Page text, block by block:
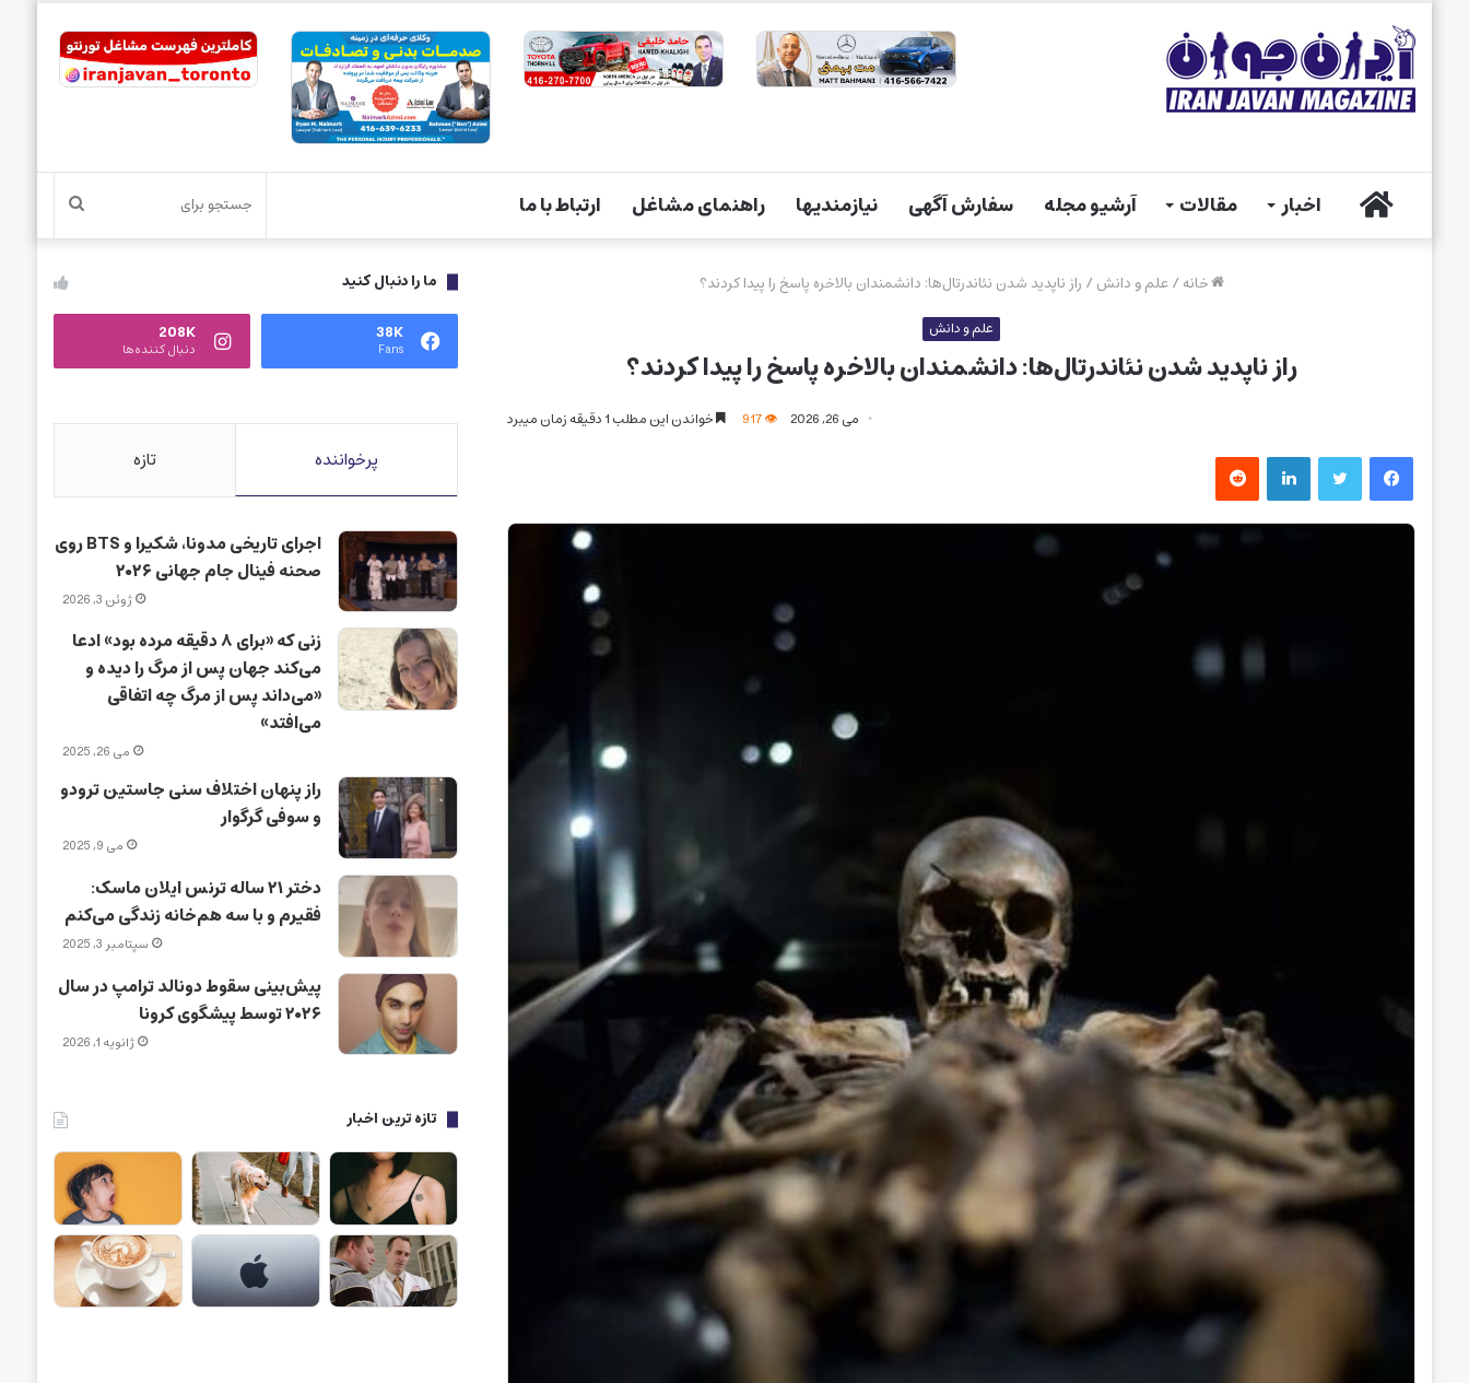
خانه اخبار مقالات آرشیو مجله سفارش آگهی نیازمندیها راهنمای مشاغل ارتباط با ما جستجو
برای خانه/علم و دانش/ راز ناپدید شدن نئاندرتال‌ها: دانشمندان بالاخره پاسخ را پیدا کردند؟
علم و دانش
راز ناپدید شدن نئاندرتال‌ها: دانشمندان بالاخره پاسخ را پیدا کردند؟
می 26, 2026 خواندن این مطلب 1 دقیقه زمان میبرد
فیس بوک توییتر لینکدین‫رددیت
ما را دنبال کنید
38K
Fans
208K
دنبال کننده‌ها
پرخواننده تازه
اجرای تاریخی مدونا، شکیرا و BTS روی
صحنه فینال جام جهانی ۲۰۲۶
ژوئن 3, 2026
زنی که «برای ۸ دقیقه مرده بود» ادعا
می‌کند جهان پس از مرگ را دیده و
«می‌داند پس از مرگ چه اتفاقی
می‌افتد»
می 26, 2025
راز پنهان اختلاف سنی جاستین ترودو
و سوفی گرگوار
می 9, 2025
دختر ۲۱ ساله ترنس ایلان ماسک:
فقیرم و با سه هم‌خانه زندگی می‌کنم
سپتامبر 3, 2025
پیش‌بینی سقوط دونالد ترامپ در سال
۲۰۲۶ توسط پیشگوی کرونا
ژانویه 1, 2026
تازه ترین اخبار